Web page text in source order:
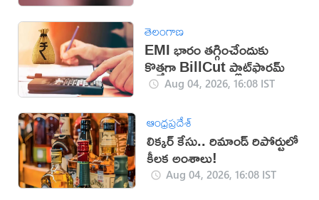
తెలంగాణ
EMI భారం తగ్గించేందుకు
కొత్తగా BillCut ప్లాట్‌ఫారమ్
Aug 04, 2026, 16:08 IST
ఆంధ్రప్రదేశ్
లిక్కర్ కేసు.. రిమాండ్​ రిపోర్టులో
కీలక అంశాలు!
Aug 04, 2026, 16:08 IST